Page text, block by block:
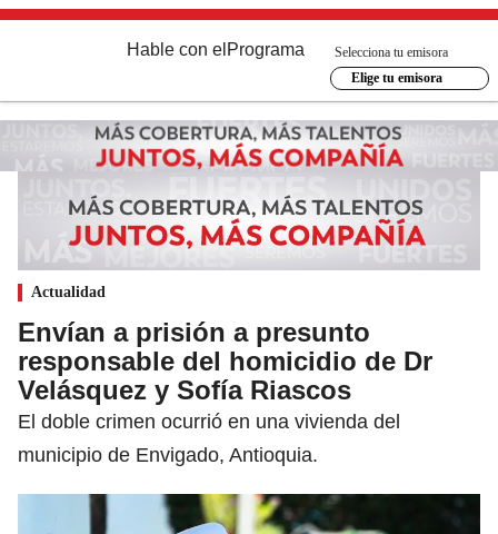
Hable con el Programa
Selecciona tu emisora
Elige tu emisora
Actualidad
Envían a prisión a presunto
responsable del homicidio de Dr
Velásquez y Sofía Riascos
El doble crimen ocurrió en una vivienda del
municipio de Envigado, Antioquia.